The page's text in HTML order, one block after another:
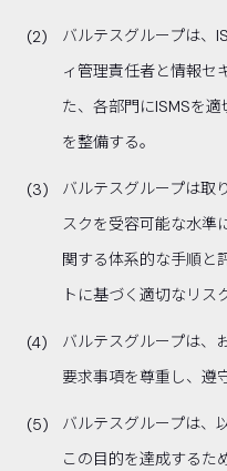
バルテスグループは、
ィ管理責任者と情報セ
た、各部門にISMSを
を整備する。
バルテスグループは取
スクを受容可能な水準
関する体系的な手順と
トに基づく適切なリス
バルテスグループは、
要求事項を尊重し、遵
バルテスグループは、
この目的を達成するた